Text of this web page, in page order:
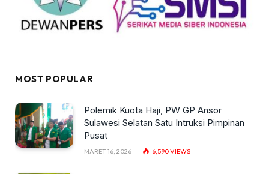
MOST POPULAR
Polemik Kuota Haji, PW GP Ansor
Sulawesi Selatan Satu Intruksi Pimpinan
Pusat
MARET 16, 2026 6,590VIEWS